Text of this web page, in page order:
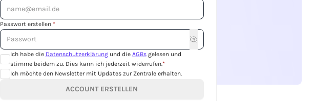
Passwort erstellen *
Ich habe die Datenschutzerklärungund die AGBsgelesen und
stimme beidem zu. Dies kann ich jederzeit widerrufen.*
Ich möchte den Newsletter mit Updates zur Zentrale erhalten.
ACCOUNT ERSTELLEN